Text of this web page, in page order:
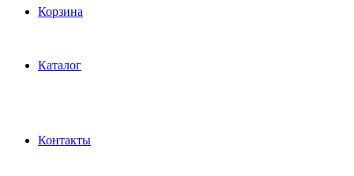
Корзина
Каталог
Контакты